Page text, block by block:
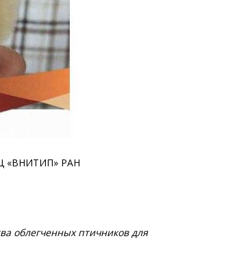
«ВНИТИП» РАН
облегченных птичников для